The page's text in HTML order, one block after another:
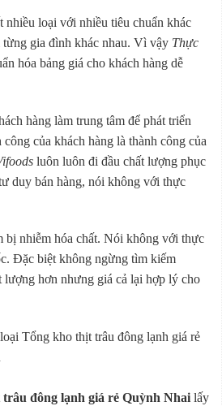
nhiều loại với nhiều tiêu chuẩn khác
gia đình khác nhau. Vì vậy Thực
hóa bảng giá cho khách hàng dễ
hàng làm trung tâm để phát triển
của khách hàng là thành công của
luôn luôn đi đầu chất lượng phục
duy bán hàng, nói không với thực
bị nhiễm hóa chất. Nói không với thực
Đặc biệt không ngừng tìm kiếm
lượng hơn nhưng giá cả lại hợp lý cho
Tổng kho thịt trâu đông lạnh giá rẻ
đông lạnh giá rẻ Quỳnh Nhai lấy